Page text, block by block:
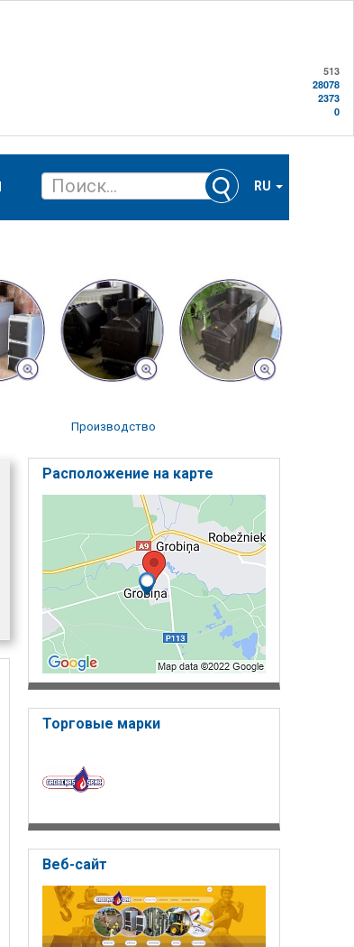
513
28078
2373
0
RU
Производство
Расположение на карте
Торговые марки
Веб-сайт